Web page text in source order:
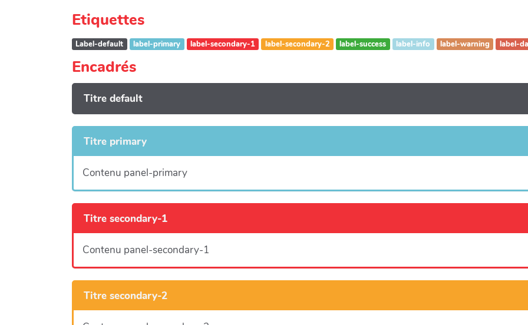
Etiquettes
Label-default label-primary label-secondary-1 label-secondary-2 label-success label-info label-warning label-
Encadrés
Titre default
Titre primary
Contenu panel-primary
Titre secondary-1
Contenu panel-secondary-1
Titre secondary-2